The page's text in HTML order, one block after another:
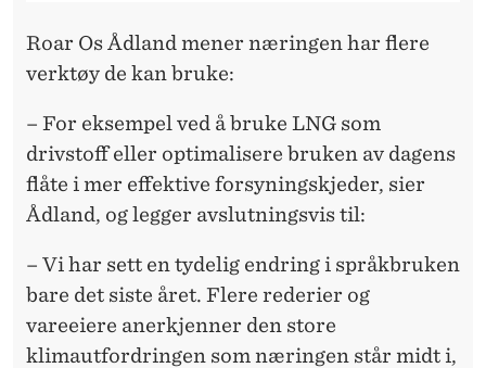
Roar Os Ådland mener næringen har flere
verktøy de kan bruke:
– For eksempel ved å bruke LNG som
drivstoff eller optimalisere bruken av dagens
flåte i mer effektive forsyningskjeder, sier
Ådland, og legger avslutningsvis til:
– Vi har sett en tydelig endring i språkbruken
bare det siste året. Flere rederier og
vareeiere anerkjenner den store
klimautfordringen som næringen står midt i,